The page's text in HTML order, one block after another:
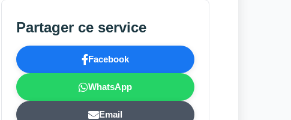
Partager ce service
Facebook
WhatsApp
Email